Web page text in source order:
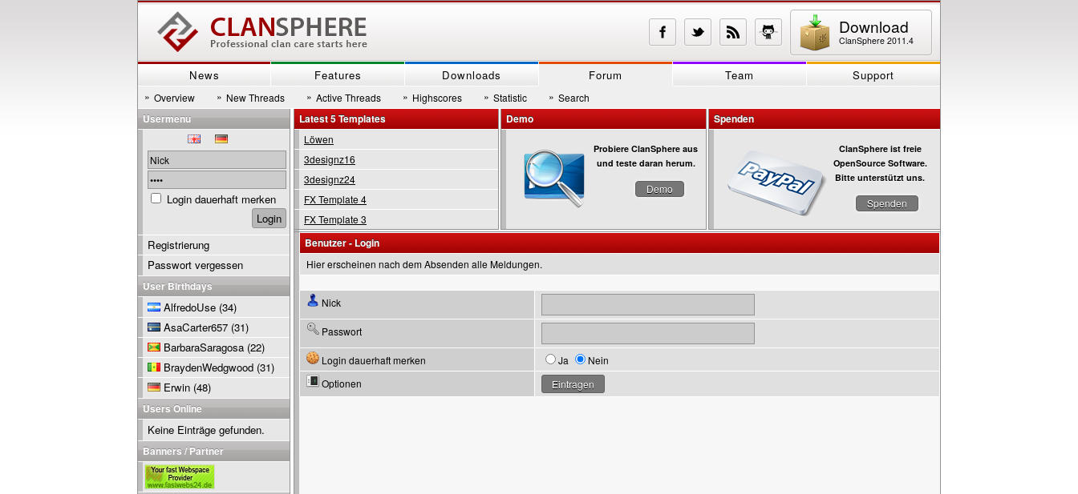
Download
ClanSphere 2011.4
News Features Downloads Forum Team Support
» Overview » New Threads » Active Threads » Highscores » Statistic » Search
Latest 5 Templates
Löwen
3designz16
3designz24
FX Template 4
FX Template 3
Demo
Probiere ClanSphere aus
und teste daran herum.
Demo
Spenden
ClanSphere ist freie
OpenSource Software.
Bitte unterstützt uns.
Spenden
Benutzer - Login
Hier erscheinen nach dem Absenden alle Meldungen.
Nick
Passwort
Login dauerhaft merken Ja
Nein
Optionen
Usermenu
Login dauerhaft merken
Registrierung
Passwort vergessen
User Birthdays
AlfredoUse (34)
AsaCarter657 (31)
BarbaraSaragosa (22)
BraydenWedgwood (31)
Erwin (48)
Users Online
Keine Einträge gefunden.
Banners / Partner